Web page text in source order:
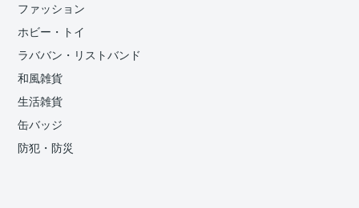
ファッション
ホビー・トイ
ラババン・リストバンド
和風雑貨
生活雑貨
缶バッジ
防犯・防災